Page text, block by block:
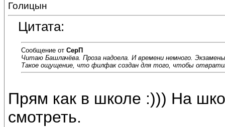
Голицын
Цитата:
Сообщение от СерП
Читаю Башлачёва. Проза надоела. И времени немного.
Такое ощущение, что филфак создан для того, чтобы
Прям как в школе :))) На
смотреть.